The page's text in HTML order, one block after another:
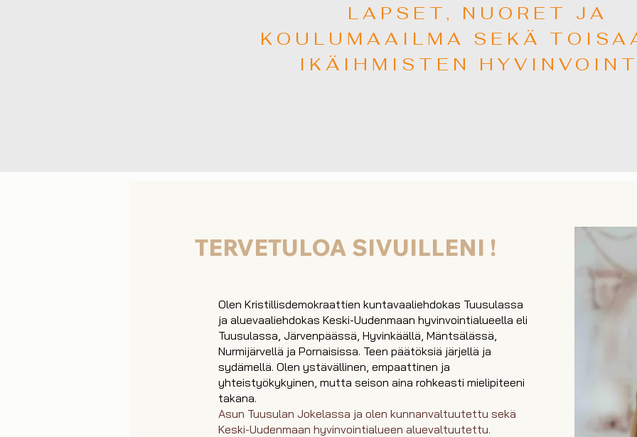
LAPSET, NUORET JA
KOULUMAAILMA SEKÄ
IKÄIHMISTEN
Olen Kristillisdemokraattien kuntavaaliehdokas Tuusulassa
ja aluevaaliehdokas Keski-Uudenmaan hyvinvointialueella eli
Tuusulassa, Järvenpäässä, Hyvinkäällä, Mäntsälässä,
Nurmijärvellä ja Pornaisissa. Teen päätöksiä järjellä ja
sydämellä. Olen ystävällinen, empaattinen ja
yhteistyökykyinen, mutta seison aina rohkeasti mielipiteeni
takana.
Asun Tuusulan Jokelassa ja olen kunnanvaltuutettu sekä
Keski-Uudenmaan hyvinvointialueen aluevaltuutettu.
TERVETULOA SIVUILLENI !